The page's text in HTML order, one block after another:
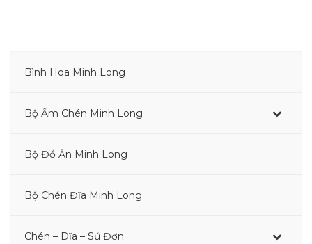
Bình Hoa Minh Long
–
Bộ Ấm Chén Minh Long
–
Bộ Đồ Ăn Minh Long
–
Bộ Chén Đĩa Minh Long
Chén – Dĩa – Sứ Đơn